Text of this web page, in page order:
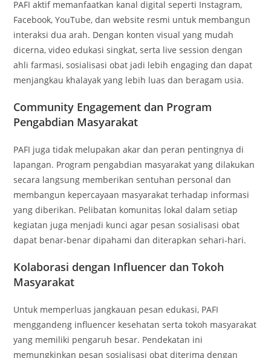
PAFI aktif memanfaatkan kanal digital seperti Instagram,
Facebook, YouTube, dan website resmi untuk membangun
interaksi dua arah. Dengan konten visual yang mudah
dicerna, video edukasi singkat, serta live session dengan
ahli farmasi, sosialisasi obat jadi lebih engaging dan dapat
menjangkau khalayak yang lebih luas dan beragam usia.
Community Engagement dan Program
Pengabdian Masyarakat
PAFI juga tidak melupakan akar dan peran pentingnya di
lapangan. Program pengabdian masyarakat yang dilakukan
secara langsung memberikan sentuhan personal dan
membangun kepercayaan masyarakat terhadap informasi
yang diberikan. Pelibatan komunitas lokal dalam setiap
kegiatan juga menjadi kunci agar pesan sosialisasi obat
dapat benar-benar dipahami dan diterapkan sehari-hari.
Kolaborasi dengan Influencer dan Tokoh
Masyarakat
Untuk memperluas jangkauan pesan edukasi, PAFI
menggandeng influencer kesehatan serta tokoh masyarakat
yang memiliki pengaruh besar. Pendekatan ini
memungkinkan pesan sosialisasi obat diterima dengan